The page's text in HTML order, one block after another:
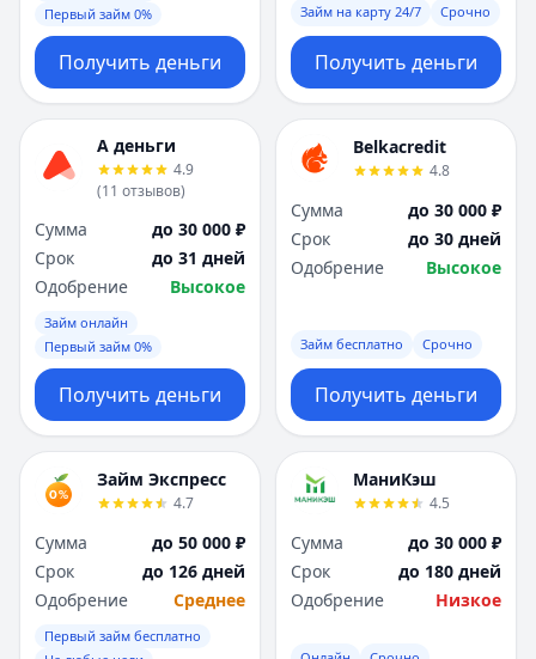
Первый займ 0%
Получить деньги
Займ на карту 24/7 Срочно
Получить деньги
А деньги
4.9
(11 отзывов)
Сумма
до 30 000 ₽
Срок
до 31 дней
Одобрение
Высокое
Займ онлайн
Первый займ 0%
Получить деньги
Belkacredit
4.8
Сумма
до 30 000 ₽
Срок
до 30 дней
Одобрение
Высокое
Займ бесплатно Срочно
Получить деньги
Займ Экспресс
4.7
Сумма
до 50 000 ₽
Срок
до 126 дней
Одобрение
Среднее
Первый займ бесплатно
МаниКэш
4.5
Сумма
до 30 000 ₽
Срок
до 180 дней
Одобрение
Низкое